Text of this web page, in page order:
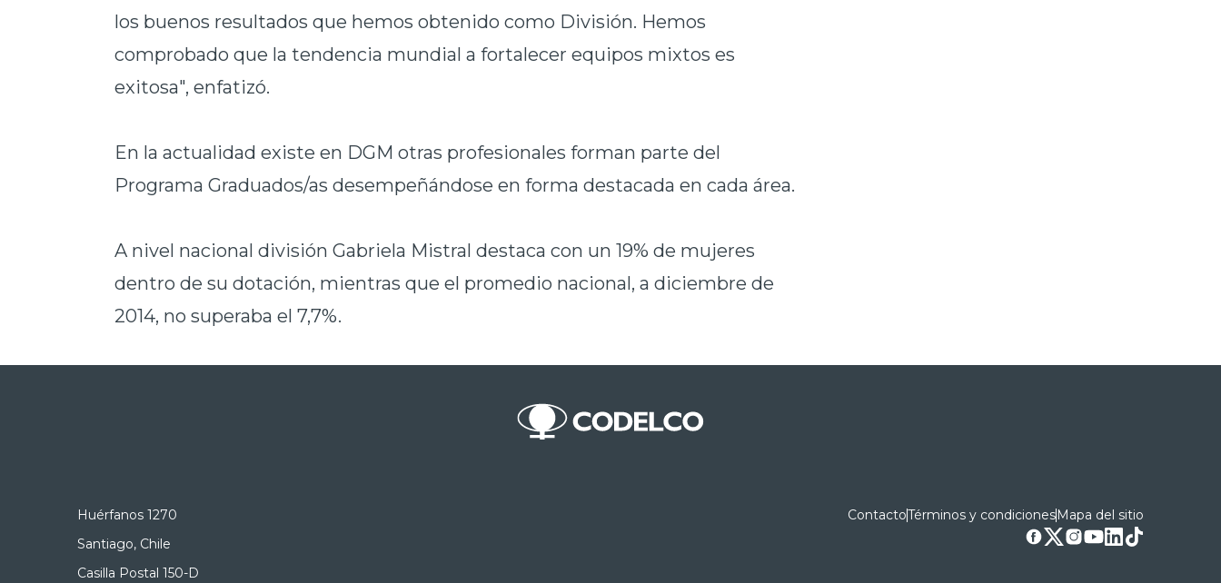
los buenos resultados que hemos obtenido como División. Hemos
comprobado que la tendencia mundial a fortalecer equipos mixtos es
exitosa", enfatizó.
En la actualidad existe en DGM otras profesionales forman parte del
Programa Graduados/as desempeñándose en forma destacada en cada área.
A nivel nacional división Gabriela Mistral destaca con un 19% de mujeres
dentro de su dotación, mientras que el promedio nacional, a diciembre de
2014, no superaba el 7,7%.
Huérfanos 1270
Santiago, Chile
Casilla Postal 150-D
ContactoTérminos y condicionesMapa del sitio